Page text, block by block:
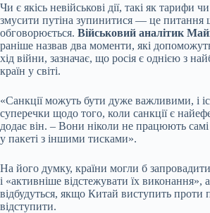
Чи є якісь невійськові дії, такі як тарифи
змусити путіна зупинитися — це питання
обговорюється. Військовий аналітик
раніше назвав два моменти, які
хід війни, зазначає, що росія є однією з
країн у світі.
«Санкції можуть бути дуже важливими, і
суперечки щодо того, коли санкції є
додає він. – Вони ніколи не працюють
у пакеті з іншими тисками».
На його думку, країни могли б
і «активніше відстежувати їх виконання»,
відбудуться, якщо Китай виступить проти
відступити.